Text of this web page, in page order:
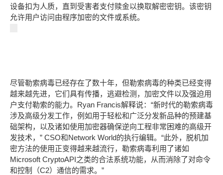
设备扣为人质，直到受害者支付赎金以换取解密密钥。该密钥
允许用户访问由程序加密的文件或系统。
尽管勒索病毒已经存在了数十年，但勒索病毒的种类已经变得
越来越先进，它们具有传播，逃避检测，加密文件以及强迫用
户支付勒索的能力。Ryan Francis解释说：“新时代的勒索病毒
涉及高级分发工作，例如用于轻松和广泛分发新品种的预建基
础架构，以及诸如使用加密器确保逆向工程非常困难的高级开
发技术，” CSO和Network World的执行编辑。“此外，脱机加
密方法的使用正变得越来越流行，勒索病毒利用了诸如
Microsoft CryptoAPI之类的合法系统功能，从而消除了对命令
和控制（C2）通信的需求。”